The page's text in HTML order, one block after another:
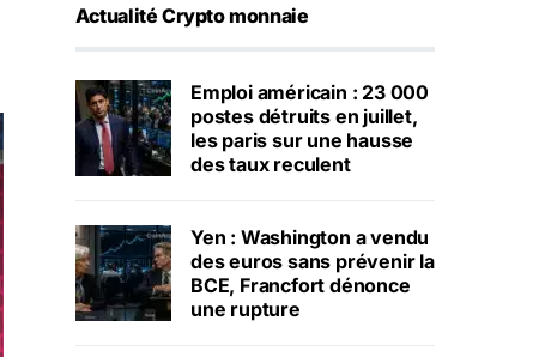
Actualité Crypto monnaie
Emploi américain : 23 000
postes détruits en juillet,
les paris sur une hausse
des taux reculent
Yen : Washington a vendu
des euros sans prévenir la
BCE, Francfort dénonce
une rupture